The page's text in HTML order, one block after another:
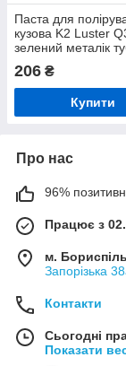
Паста для
кузова K2 Luster
зелений металік
206 ₴
Купити
Про нас
96%
Працює з
м. Бориспіль
Запорізька
Контакти
Сьогодні
Показати